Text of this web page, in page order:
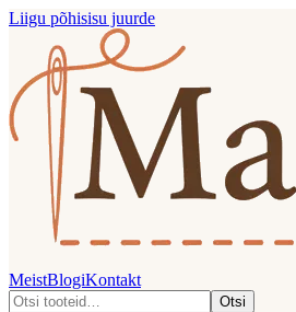
Liigu põhisisu juurde
MeistBlogiKontakt
Otsi